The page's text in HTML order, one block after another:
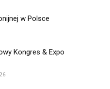
w Polsce
Kongres & Expo